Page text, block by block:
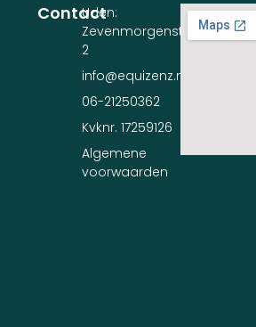
Contact
Uden:
Zevenmorgenstraat
2
info@equizenz.nl
06-21250362
Kvknr. 17259126
Algemene
voorwaarden